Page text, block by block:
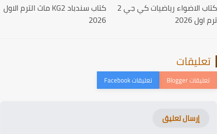
كتاب الاضواء رياضيات كي جي 2
2026
كتاب سندباد KG2 ماث الترم الاول
2026
إرسال تعليق